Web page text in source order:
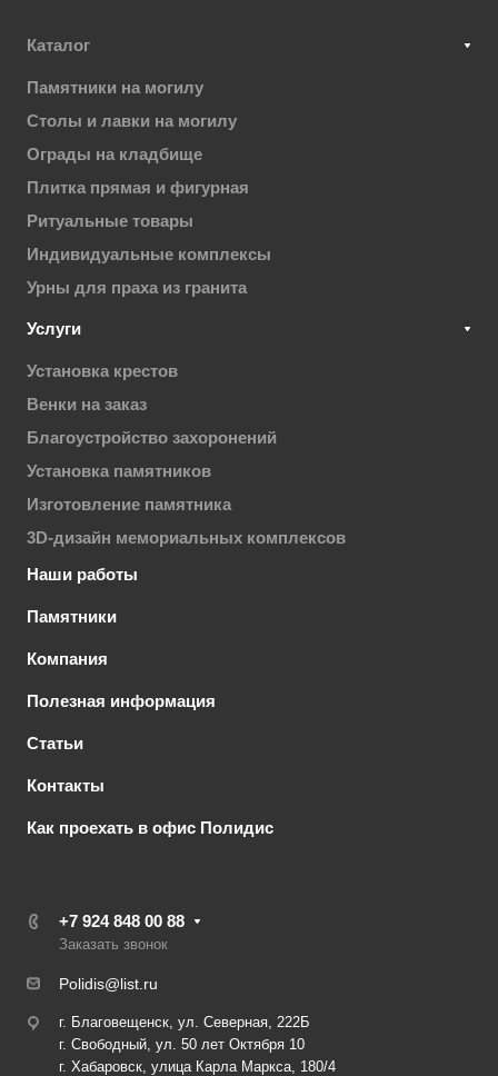
Каталог
Памятники на могилу
Столы и лавки на могилу
Ограды на кладбище
Плитка прямая и фигурная
Ритуальные товары
Индивидуальные комплексы
Урны для праха из гранита
Услуги
Установка крестов
Венки на заказ
Благоустройство захоронений
Установка памятников
Изготовление памятника
3D-дизайн мемориальных комплексов
Наши работы
Памятники
Компания
Полезная информация
Статьи
Контакты
Как проехать в офис Полидис
+7 924 848 00 88
Заказать звонок
Polidis@list.ru
г. Благовещенск, ул. Северная, 222Б
г. Свободный, ул. 50 лет Октября 10
г. Хабаровск, улица Карла Маркса, 180/4